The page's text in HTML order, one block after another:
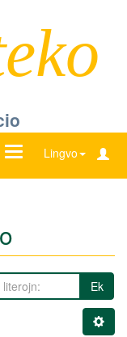
Lingvo
Ŝanĝu
Ek